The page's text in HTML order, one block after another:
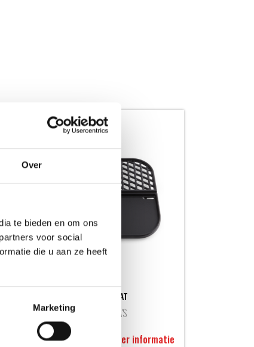
Over
te bieden en om ons
voor social
die u aan ze heeft
Marketing
HOT DEAL
WEBER GRILL & BAKPLAAT
BAKPLATEN & PLANCHA'S
Oorspronkelijke
59,99
HuidigeMeer informatie